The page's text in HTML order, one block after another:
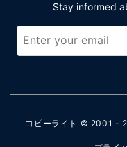
Stay informed
コピーライト © 2001 -